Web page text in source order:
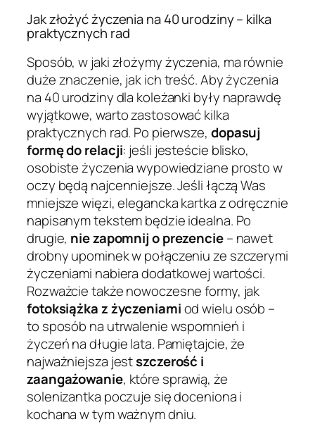
Jak złożyć życzenia na 40 urodziny – kilka
praktycznych rad
Sposób, w jaki złożymy życzenia, ma równie
duże znaczenie, jak ich treść. Aby życzenia
na 40 urodziny dla koleżanki były naprawdę
wyjątkowe, warto zastosować kilka
praktycznych rad. Po pierwsze, dopasuj
formę do relacji: jeśli jesteście blisko,
osobiste życzenia wypowiedziane prosto w
oczy będą najcenniejsze. Jeśli łączą Was
mniejsze więzi, elegancka kartka z odręcznie
napisanym tekstem będzie idealna. Po
drugie, nie zapomnij o prezencie– nawet
drobny upominek w połączeniu ze szczerymi
życzeniami nabiera dodatkowej wartości.
Rozważcie także nowoczesne formy, jak
fotoksiążka z życzeniamiod wielu osób –
to sposób na utrwalenie wspomnień i
życzeń na długie lata. Pamiętajcie, że
najważniejsza jestszczerość i
zaangażowanie, które sprawią, że
solenizantka poczuje się doceniona i
kochana w tym ważnym dniu.